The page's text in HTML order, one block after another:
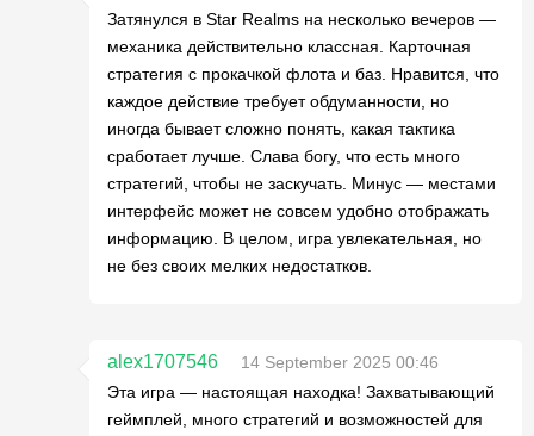
Затянулся в Star Realms на несколько вечеров —
механика действительно классная. Карточная
стратегия с прокачкой флота и баз. Нравится, что
каждое действие требует обдуманности, но
иногда бывает сложно понять, какая тактика
сработает лучше. Слава богу, что есть много
стратегий, чтобы не заскучать. Минус — местами
интерфейс может не совсем удобно отображать
информацию. В целом, игра увлекательная, но
не без своих мелких недостатков.
alex1707546
14 September 2025 00:46
Эта игра — настоящая находка! Захватывающий
геймплей, много стратегий и возможностей для